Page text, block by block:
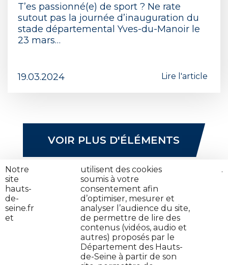
T’es passionné(e) de sport ? Ne rate
sutout pas la journée d’inauguration du
stade départemental Yves-du-Manoir le
23 mars…
19.03.2024 Lire l'article
VOIR PLUS D'ÉLÉMENTS
Jeune en danger : on t'aide
Notre
site
hauts-
de-
seine.fr
et
utilisent des cookies
soumis à votre
consentement afin
d’optimiser, mesurer et
analyser l’audience du site,
de permettre de lire des
contenus (vidéos, audio et
autres) proposés par le
Département des Hauts-
de-Seine à partir de son
.